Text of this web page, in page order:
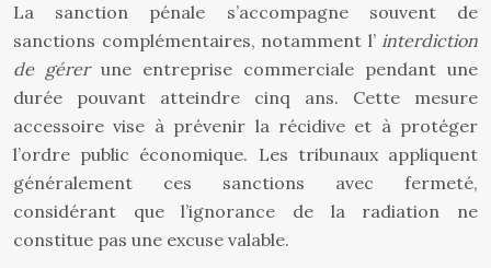
La sanction pénale s’accompagne souvent de
sanctions complémentaires, notamment l’ interdiction
de gérer une entreprise commerciale pendant une
durée pouvant atteindre cinq ans. Cette mesure
accessoire vise à prévenir la récidive et à protéger
l’ordre public économique. Les tribunaux appliquent
généralement ces sanctions avec fermeté,
considérant que l’ignorance de la radiation ne
constitue pas une excuse valable.